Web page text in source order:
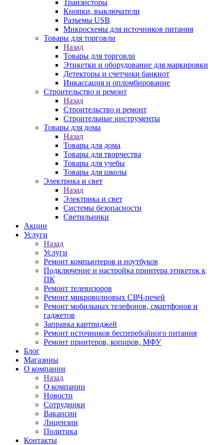
Транзисторы
Кнопки, выключатели
Разъемы USB
Микросхемы для источников питания
Товары для торговли
Назад
Товары для торговли
Этикетки и оборудование для маркировки
Детекторы и счетчики банкнот
Инкассация и опломбирование
Строительство и ремонт
Назад
Строительство и ремонт
Строительные инструменты
Товары для дома
Назад
Товары для дома
Товары для творчества
Товары для учебы
Товары для школы
Электрика и свет
Назад
Электрика и свет
Системы безопасности
Светильники
Акции
Услуги
Назад
Услуги
Ремонт компьютеров и ноутбуков
Подключение и настройка принтера этикеток к
ПК
Ремонт телевизоров
Ремонт микроволновых СВЧ-печей
Ремонт мобильных телефонов, смартфонов и
гаджетов
Заправка картриджей
Ремонт источников бесперебойного питания
Ремонт принтеров, копиров, МФУ
Блог
Магазины
О компании
Назад
О компании
Новости
Сотрудники
Вакансии
Лицензии
Политика
Контакты